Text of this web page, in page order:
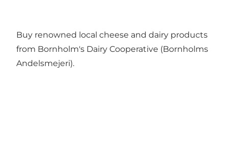
Buy renowned local cheese and dairy products
from Bornholm's Dairy Cooperative (Bornholms
Andelsmejeri).